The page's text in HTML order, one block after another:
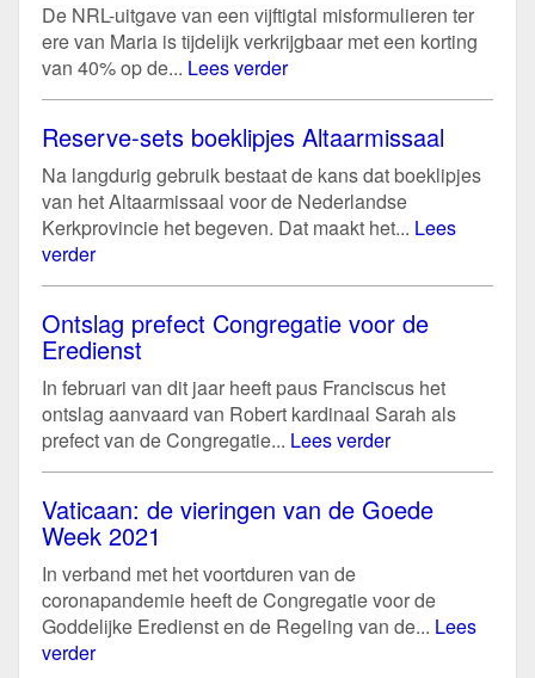
De NRL-uitgave van een vijftigtal misformulieren ter
ere van Maria is tijdelijk verkrijgbaar met een korting
van 40% op de... Lees verder
Reserve-sets boeklipjes Altaarmissaal
Na langdurig gebruik bestaat de kans dat boeklipjes
van het Altaarmissaal voor de Nederlandse
Kerkprovincie het begeven. Dat maakt het... Lees
verder
Ontslag prefect Congregatie voor de
Eredienst
In februari van dit jaar heeft paus Franciscus het
ontslag aanvaard van Robert kardinaal Sarah als
prefect van de Congregatie... Lees verder
Vaticaan: de vieringen van de Goede
Week 2021
In verband met het voortduren van de
coronapandemie heeft de Congregatie voor de
Goddelijke Eredienst en de Regeling van de... Lees
verder